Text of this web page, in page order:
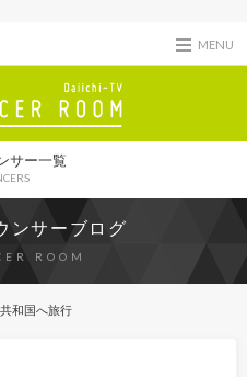
MENU
サー一覧
ンサーブログ
ROOM
共和国へ旅行